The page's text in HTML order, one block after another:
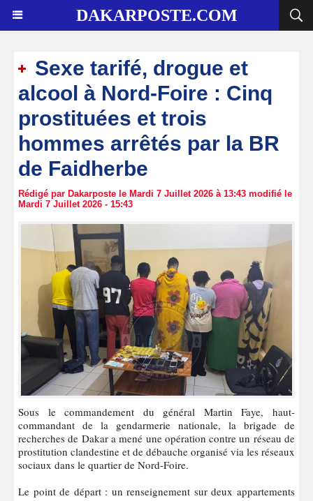
DAKARPOSTE.COM
Sexe tarifé, drogue et
alcool à Nord-Foire : Cinq
prostituées et trois
hommes arrêtés par la BR
de Faidherbe
Rédigé par Dakarposte le Mardi 7 Juillet 2026 à 13:43 modifié le
Mardi 7 Juillet 2026 - 15:43
Sous le commandement du général Martin Faye, haut-
commandant de la gendarmerie nationale, la brigade de
recherches de Dakar a mené une opération contre un réseau de
prostitution clandestine et de débauche organisé via les réseaux
sociaux dans le quartier de Nord-Foire.
Le point de départ : un renseignement sur deux appartements